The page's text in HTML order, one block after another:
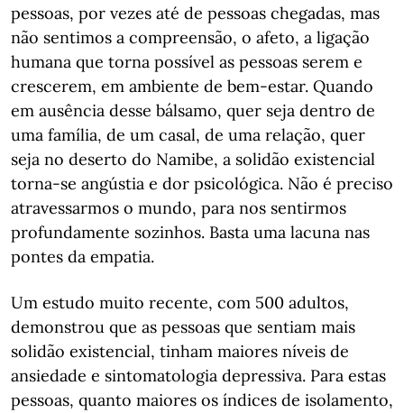
pessoas, por vezes até de pessoas chegadas, mas
não sentimos a compreensão, o afeto, a ligação
humana que torna possível as pessoas serem e
crescerem, em ambiente de bem-estar. Quando
em ausência desse bálsamo, quer seja dentro de
uma família, de um casal, de uma relação, quer
seja no deserto do Namibe, a solidão existencial
torna-se angústia e dor psicológica. Não é preciso
atravessarmos o mundo, para nos sentirmos
profundamente sozinhos. Basta uma lacuna nas
pontes da empatia.
Um estudo muito recente, com 500 adultos,
demonstrou que as pessoas que sentiam mais
solidão existencial, tinham maiores níveis de
ansiedade e sintomatologia depressiva. Para estas
pessoas, quanto maiores os índices de isolamento,